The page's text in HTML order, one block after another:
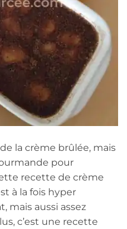
la crème brûlée, mais
pour
recette de crème
à la fois hyper
mais aussi assez
c’est une recette